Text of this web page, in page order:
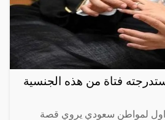
فتاة من هذه الجنسية
لمواطن سعودي يروي قصة